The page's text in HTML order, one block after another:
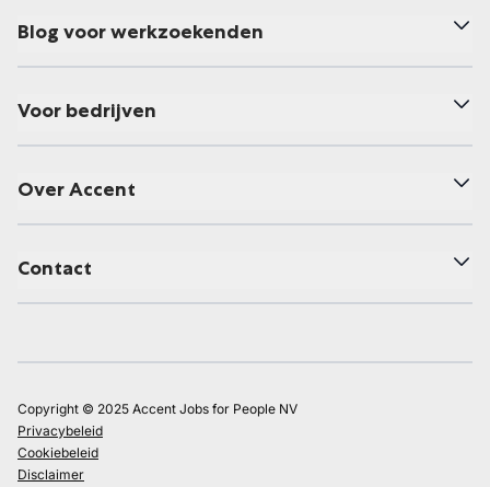
Blog voor werkzoekenden
Voor bedrijven
Over Accent
Contact
Copyright © 2025 Accent Jobs for People NV
Privacybeleid
Cookiebeleid
Disclaimer